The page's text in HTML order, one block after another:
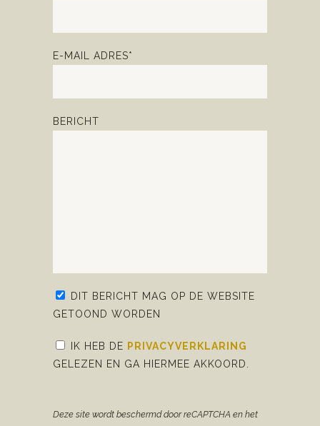
E-MAIL ADRES*
BERICHT
DIT BERICHT MAG OP DE WEBSITE
GETOOND WORDEN
IK HEB DE PRIVACYVERKLARING
GELEZEN EN GA HIERMEE AKKOORD.
Deze site wordt beschermd door reCAPTCHA en het